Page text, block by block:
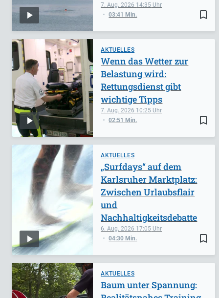
bookmark_border
7. Aug. 2026 14:35
03:41 Min.
AKTUELLES
bookmark_border
7. Aug. 2026 10:25
02:51 Min.
Wenn das Wetter zur
Belastung wird:
Rettungsdienst gibt
wichtige Tipps
AKTUELLES
bookmark_border
6. Aug. 2026 17:05
04:30 Min.
„Surfdays“ auf dem
Karlsruher Marktplatz:
Zwischen Urlaubsflair
und
Nachhaltigkeitsdebatte
AKTUELLES
Baum unter Spannung: